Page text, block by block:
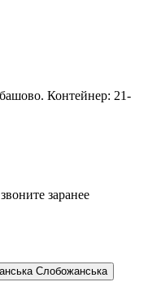
Контейнер: 21-
заранее
Слобожанська